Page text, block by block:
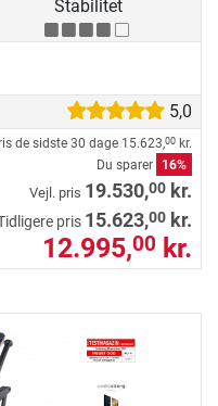
Stabilitet
5,0
de sidste 30 dage 15.623,00 kr.
Du sparer
16%
Vejl. pris 19.530,00 kr.
pris 15.623,00 kr.
12.995,00 kr.